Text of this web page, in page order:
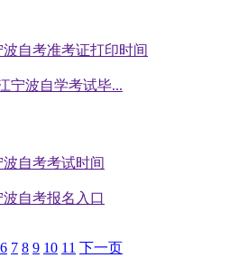
波自考准考证打印时间
宁波自学考试毕...
波自考考试时间
波自考报名入口
6 7 8 9 10 11 下一页